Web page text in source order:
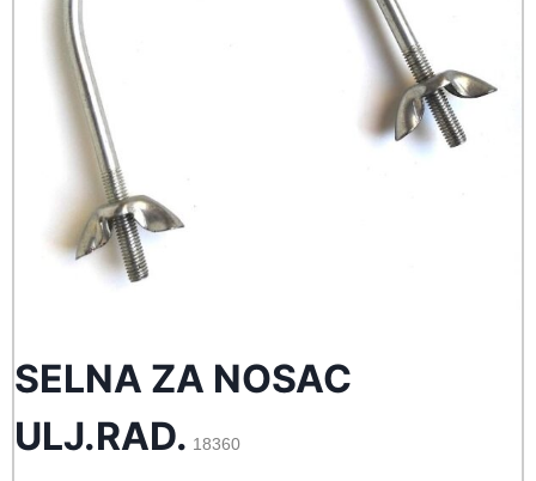
SELNA ZA NOSAC
ULJ.RAD. 18360